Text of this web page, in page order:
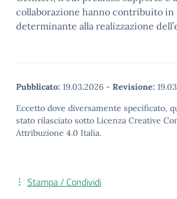
collaborazione hanno contribuito in
determinante alla realizzazione
Pubblicato: 19.03.2026 - Revisione:
Eccetto dove diversamente specificato,
stato rilasciato sotto Licenza Creative
Attribuzione 4.0 Italia.
Stampa / Condividi